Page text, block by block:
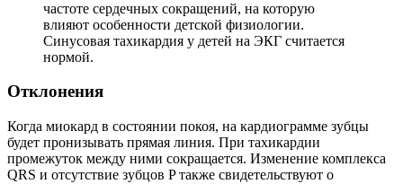
частоте сердечных сокращений, на которую
влияют особенности детской физиологии.
Синусовая тахикардия у детей на ЭКГ считается
нормой.
Отклонения
Когда миокард в состоянии покоя, на кардиограмме зубцы
будет пронизывать прямая линия. При тахикардии
промежуток между ними сокращается. Изменение комплекса
QRS и отсутствие зубцов P также свидетельствуют о